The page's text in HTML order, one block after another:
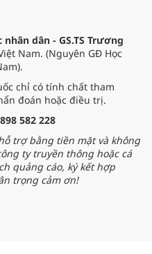
dân - GS.TS Trương
Nam. (Nguyên GĐ Học
chỉ có tính chất tham
đoán hoặc điều trị.
582 228
trợ bằng tiền mặt và không
ty truyền thông hoặc cá
quảng cáo, ký kết hợp
trọng cảm ơn!